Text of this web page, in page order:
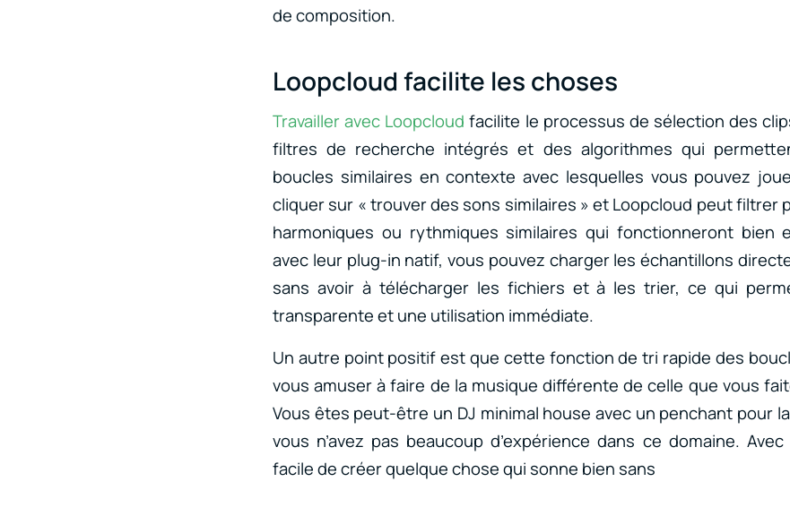
de composition.
Loopcloud facilite les choses
Travailler avec Loopcloudfacilite le processus de sélection des
filtres de recherche intégrés et des algorithmes qui
boucles similaires en contexte avec lesquelles vous pouvez
cliquer sur « trouver des sons similaires » et Loopcloud peut filtrer
harmoniques ou rythmiques similaires qui fonctionneront bien
avec leur plug-in natif, vous pouvez charger les échantillons
sans avoir à télécharger les fichiers et à les trier, ce qui
transparente et une utilisation immédiate.
Un autre point positif est que cette fonction de tri rapide des
vous amuser à faire de la musique différente de celle que vous
Vous êtes peut-être un DJ minimal house avec un penchant pour
vous n’avez pas beaucoup d’expérience dans ce domaine.
facile de créer quelque chose qui sonne bien sans